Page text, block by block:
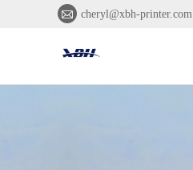
 cheryl@xbh-printer.com